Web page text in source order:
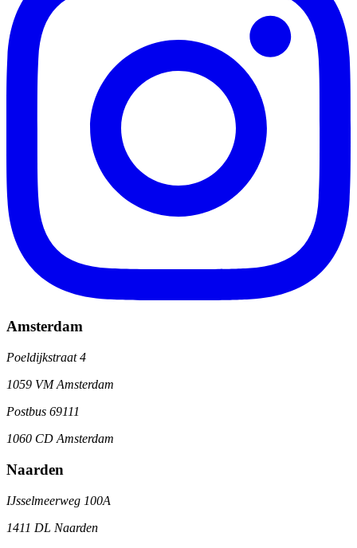
Amsterdam
Poeldijkstraat 4
1059 VM Amsterdam
Postbus 69111
1060 CD Amsterdam
Naarden
IJsselmeerweg 100A
1411 DL Naarden